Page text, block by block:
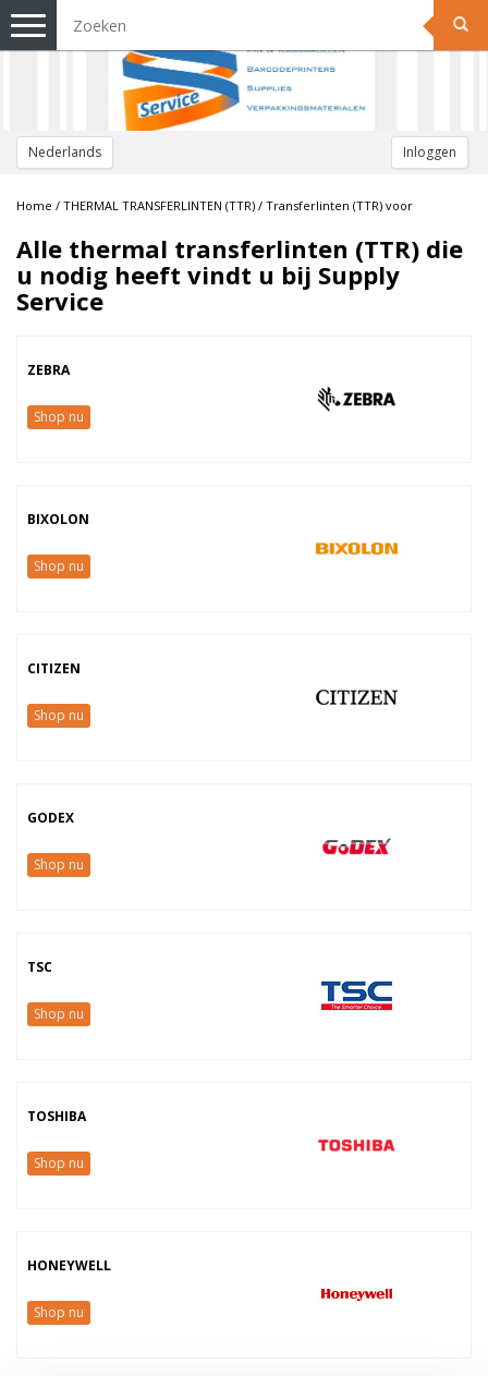
Nederlands Inloggen
Toggle
navigation
Home / THERMAL TRANSFERLINTEN (TTR) / Transferlinten (TTR) voor
Alle thermal transferlinten (TTR) die
u nodig heeft vindt u bij Supply
Service
ZEBRA
Shop nu
BIXOLON
Shop nu
CITIZEN
Shop nu
GODEX
Shop nu
TSC
Shop nu
TOSHIBA
Shop nu
HONEYWELL
Shop nu